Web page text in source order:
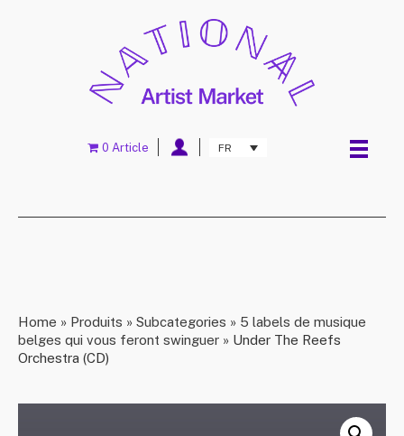
FR
0 Article
Home » Produits » Subcategories » 5 labels de musique
belges qui vous feront swinguer » Under The Reefs
Orchestra (CD)